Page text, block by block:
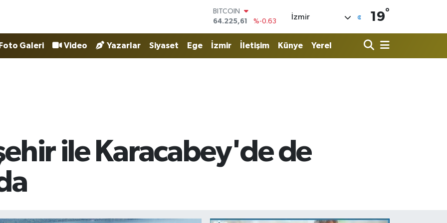
DOLAR
47,7143
%0.16
55,0317
%-0.02
İzmir 19°
Foto Galeri Video Yazarlar Siyaset Ege İzmir İletişim Künye Yerel
ile Karacabey'de de